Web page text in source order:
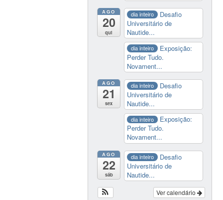
AGO
20
qui
dia inteiro
Desafio
Universitário de
Nautide...
dia inteiro
Exposição:
Perder Tudo.
Novament...
AGO
21
sex
dia inteiro
Desafio
Universitário de
Nautide...
dia inteiro
Exposição:
Perder Tudo.
Novament...
AGO
22
sáb
dia inteiro
Desafio
Universitário de
Nautide...
Ver calendário